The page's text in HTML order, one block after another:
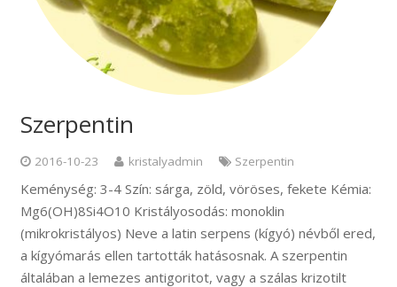
Szerpentin
2016-10-23 kristalyadmin Szerpentin
Keménység: 3-4 Szín: sárga, zöld, vöröses, fekete Kémia:
Mg6(OH)8Si4O10 Kristályosodás: monoklin
(mikrokristályos) Neve a latin serpens (kígyó) névből ered,
a kígyómarás ellen tartották hatásosnak. A szerpentin
általában a lemezes antigoritot, vagy a szálas krizotilt